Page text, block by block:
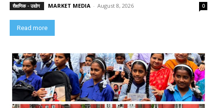
शैक्षणिक - उद्योग MARKET MEDIA - August 8, 2026 0
Read more